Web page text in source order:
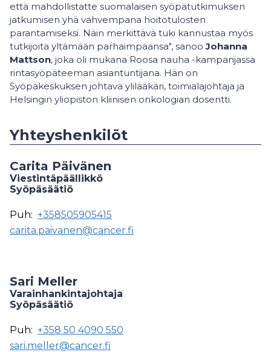
että mahdollistatte suomalaisen syöpätutkimuksen
jatkumisen yhä vahvempana hoitotulosten
parantamiseksi. Näin merkittävä tuki kannustaa myös
tutkijoita yltämään parhaimpaansa", sanooJohanna
Mattson, joka oli mukana Roosa nauha -kampanjassa
rintasyöpäteeman asiantuntijana. Hän on
Syöpäkeskuksen johtava ylilääkäri, toimialajohtaja ja
Helsingin yliopiston kliinisen onkologian dosentti.
Yhteyshenkilöt
Carita Päivänen
Viestintäpäällikkö
Syöpäsäätiö
Puh: +358505905415
carita.paivanen@cancer.fi
Sari Meller
Varainhankintajohtaja
Syöpäsäätiö
Puh: +358 50 4090 550
sari.meller@cancer.fi